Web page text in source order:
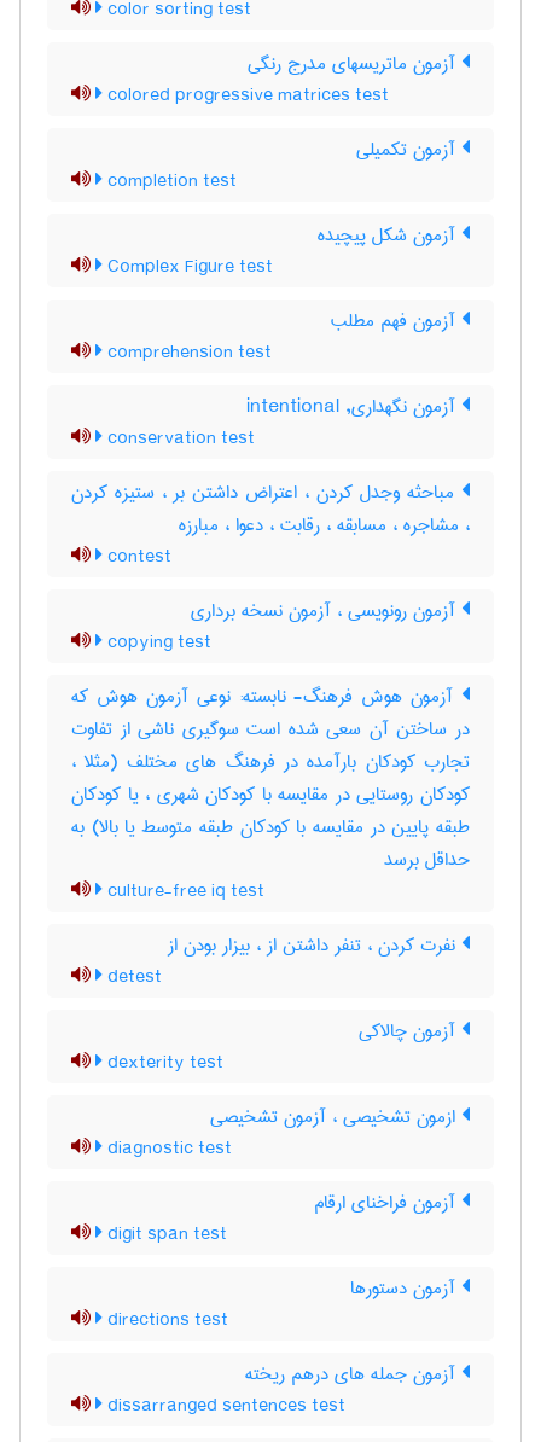
color sorting test
آزمون ماتریسهای مدرج رنگی
colored progressive matrices test
آزمون تکمیلی
completion test
آزمون شكل پيچيده
Complex Figure test
آزمون فهم مطلب
comprehension test
آزمون نگهداری, intentional
conservation test
مباحثه وجدل کردن ، اعتراض داشتن بر ، ستیزه کردن
، مشاجره ، مسابقه ، رقابت ، دعوا ، مبارزه
contest
آزمون رونویسی ، آزمون نسخه برداری
copying test
آزمون هوش فرهنگ- نابسته: نوعی آزمون هوش که
در ساختن آن سعی شده است سوگیری ناشی از تفاوت
تجارب کودکان بارآمده در فرهنگ های مختلف (مثلا ،
کودکان روستایی در مقایسه با کودکان شهری ، یا کودکان
طبقه پایین در مقایسه با کودکان طبقه متوسط یا بالا) به
حداقل برسد
culture-free iq test
نفرت کردن ، تنفر داشتن از ، بیزار بودن از
detest
آزمون چالاکی
dexterity test
ازمون تشخیصی ، آزمون تشخیصی
diagnostic test
آزمون فراخنای ارقام
digit span test
آزمون دستورها
directions test
آزمون جمله های درهم ریخته
dissarranged sentences test